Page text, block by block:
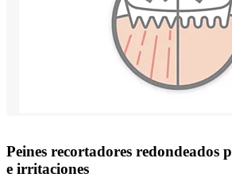
Peines recortadores redondeados
e irritaciones